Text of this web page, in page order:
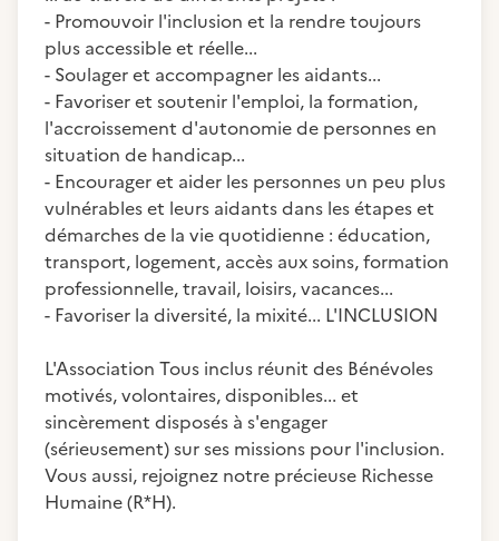
- Promouvoir l'inclusion et la rendre toujours
plus accessible et réelle...
- Soulager et accompagner les aidants...
- Favoriser et soutenir l'emploi, la formation,
l'accroissement d'autonomie de personnes en
situation de handicap...
- Encourager et aider les personnes un peu plus
vulnérables et leurs aidants dans les étapes et
démarches de la vie quotidienne : éducation,
transport, logement, accès aux soins, formation
professionnelle, travail, loisirs, vacances...
- Favoriser la diversité, la mixité... L'INCLUSION
L'Association Tous inclus réunit des Bénévoles
motivés, volontaires, disponibles... et
sincèrement disposés à s'engager
(sérieusement) sur ses missions pour l'inclusion.
Vous aussi, rejoignez notre précieuse Richesse
Humaine (R*H).